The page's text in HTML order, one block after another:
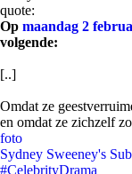
quote:
Op maandag 2
volgende:
[..]
Omdat ze
en omdat ze zichzelf
foto
Sydney Sweeney's
#CelebrityDrama